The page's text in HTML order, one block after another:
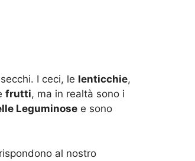
I ceci, le lenticchie,
frutti, ma in realtà sono i
Leguminose e sono
al nostro